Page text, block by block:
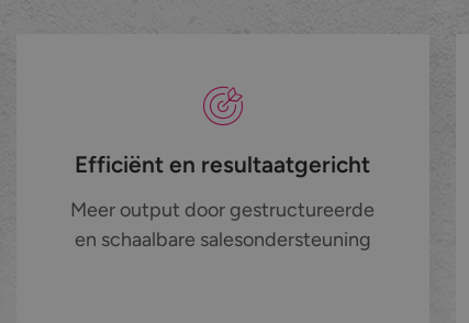
Efficiënt en resultaatgericht
Meer output door gestructureerde
en schaalbare salesondersteuning